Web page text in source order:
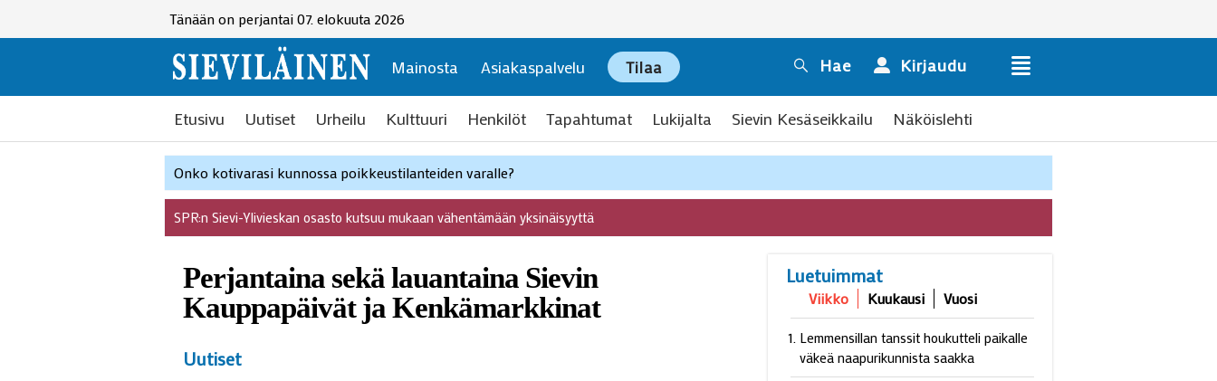
Tänään on perjantai 07. elokuuta 2026
Mainosta Asiakaspalvelu Tilaa Hae Kirjaudu
Etusivu Uutiset Urheilu Kulttuuri Henkilöt Tapahtumat Lukijalta Sievin Kesäseikkailu Näköislehti
Onko kotivarasi kunnossa poikkeustilanteiden varalle?
SPR:n Sievi-Ylivieskan osasto kutsuu mukaan vähentämään yksinäisyyttä
Perjantaina sekä lauantaina Sievin
Kauppapäivät ja Kenkämarkkinat
Uutiset
Luetuimmat
Viikko Kuukausi Vuosi
Lemmensillan tanssit houkutteli paikalle
väkeä naapurikunnista saakka